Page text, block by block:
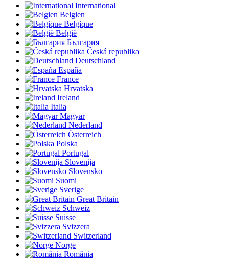
International
Belgien
Belgique
België
България
Česká republika
Deutschland
España
France
Hrvatska
Ireland
Italia
Magyar
Nederland
Österreich
Polska
Portugal
Slovenija
Slovensko
Suomi
Sverige
Great Britain
Schweiz
Suisse
Svizzera
Switzerland
Norge
România